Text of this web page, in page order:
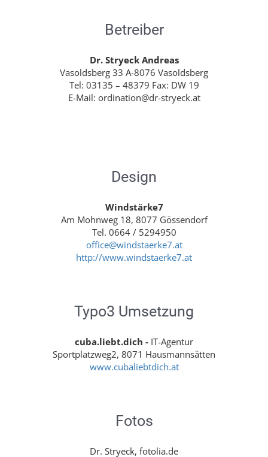
Betreiber
Dr. Stryeck Andreas
Vasoldsberg 33 A-8076 Vasoldsberg
Tel: 03135 – 48379 Fax: DW 19
E-Mail: ordination@dr-stryeck.at
Design
Windstärke7
Am Mohnweg 18, 8077 Gössendorf
Tel. 0664 / 5294950
office@windstaerke7.at
http://www.windstaerke7.at
Typo3 Umsetzung
cuba.liebt.dich - IT-Agentur
Sportplatzweg2, 8071 Hausmannsätten
www.cubaliebtdich.at
Fotos
Dr. Stryeck, fotolia.de